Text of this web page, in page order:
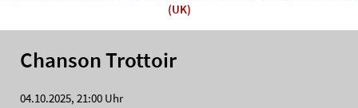
(UK)
Chanson Trottoir
04.10.2025, 21:00 Uhr